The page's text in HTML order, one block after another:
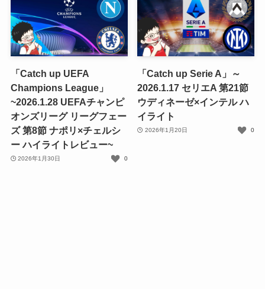
「Catch up UEFA
Champions League」
~2026.1.28 UEFAチャンピ
オンズリーグ リーグフェー
ズ 第8節 ナポリ×チェルシ
ー ハイライトレビュー~
2026年1月30日 0
「Catch up Serie A」～
2026.1.17 セリエA 第21節
ウディネーゼ×インテル ハ
イライト
2026年1月20日 0